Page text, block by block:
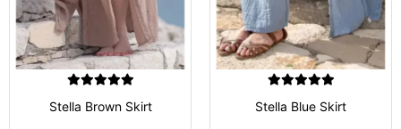
Stella Brown Skirt Stella Blue Skirt